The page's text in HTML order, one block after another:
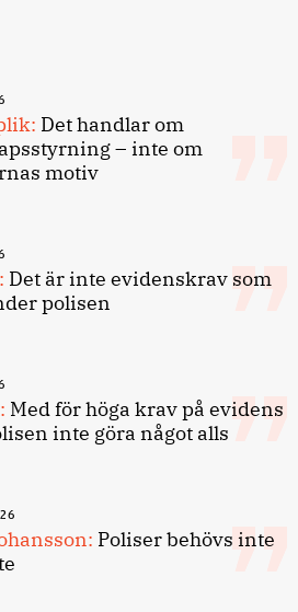
Det handlar om
– inte om
motiv
Det är inte evidenskrav som
polisen
Med för höga krav på evidens
inte göra något alls
Poliser behövs inte